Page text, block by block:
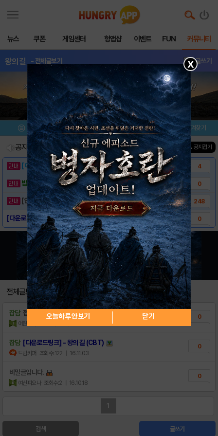
뉴스 쿠폰 게임센터 헝앱샵 이벤트 FUN 커뮤니티
왕의길 - 전체글보기 글쓰기
메뉴 이벤트/미션 설치/평가 즐겨찾기
공지사항 진행중인 이벤트 건 ▲ 공지접기
[이벤트] 웃음으로 매일매일 해피! 유머 게시.. 4
밥알이의 헝앱통신 ⑲ “밥알이, 드디어 멀티를.. 0
[안내] 헝그리앱 필수 상식! 밥알 획득 안내.. 248
[다운로드링크] - 왕의 길 (CBT) 0
전체글보기
잡담 접속 안됨..ㅜㅠ
어린송아지
0
잡담 [다운로드링크] - 왕의 길 (CBT)
드림키퍼 조회수:122 | 16.11.03
0
비밀글입니다.
여신피오나 조회수:2 | 16.10.18
0
1
검색 글쓰기
X
오늘하루 안보기 닫기